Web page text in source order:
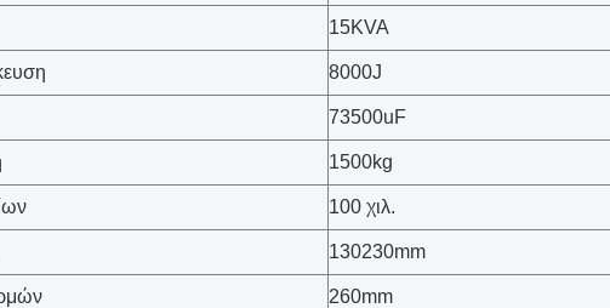
15KVA
8000J
73500uF
1500kg
100 χιλ.
130230mm
260mm